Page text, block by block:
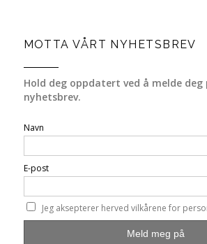
MOTTA VÅRT NYHETSBREV
Hold deg oppdatert ved å melde deg
nyhetsbrev.
Navn
E-post
Jeg aksepterer herved vilkårene for